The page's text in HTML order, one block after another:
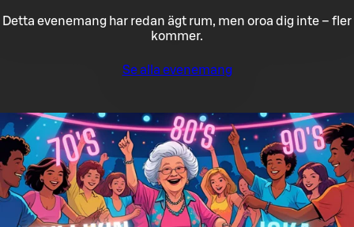
Detta evenemang har redan ägt rum, men oroa dig inte – fler
kommer.
Se alla evenemang